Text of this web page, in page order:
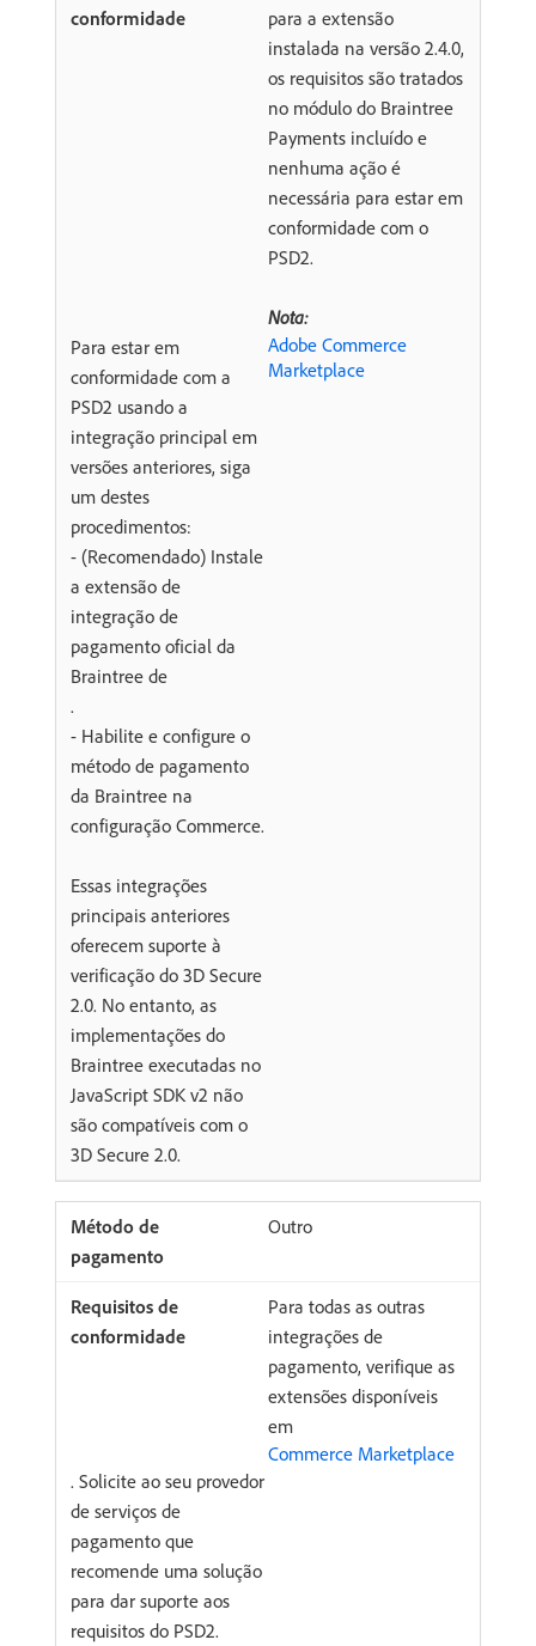
para a extensão
instalada na versão 2.4.0,
os requisitos são tratados
no módulo do Braintree
Payments incluído e
nenhuma ação é
necessária para estar em
conformidade com o
PSD2.
Nota:
Para estar em
conformidade com a
PSD2 usando a
integração principal em
versões anteriores, siga
um destes
procedimentos:
- (Recomendado) Instale
a extensão de
integração de
pagamento oficial da
Braintree de
Adobe Commerce
Marketplace
.
- Habilite e configure o
método de pagamento
da Braintree na
configuração Commerce.
Essas integrações
principais anteriores
oferecem suporte à
verificação do 3D Secure
2.0. No entanto, as
implementações do
Braintree executadas no
JavaScript SDK v2 não
são compatíveis com o
3D Secure 2.0.
Outro
Para todas as outras
integrações de
pagamento, verifique as
extensões disponíveis
em
Commerce Marketplace
. Solicite ao seu provedor
de serviços de
pagamento que
recomende uma solução
para dar suporte aos
requisitos do PSD2.